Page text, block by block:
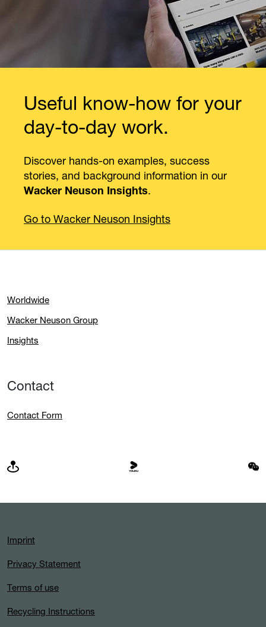
Useful know-how for your
day-to-day work.
Discover hands-on examples, success
stories, and background information in our
Wacker Neuson Insights.
Go to Wacker Neuson Insights
Worldwide
Wacker Neuson Group
Insights
Contact
Contact Form
Imprint
Privacy Statement
Terms of use
Recycling Instructions